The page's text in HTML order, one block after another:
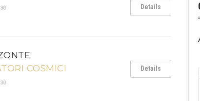
Details
Details
COSMICI